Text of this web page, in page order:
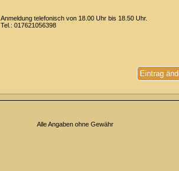
Anmeldung telefonisch von 18.00 Uhr bis 18.50 Uhr.
Tel.: 017621056398
Eintrag
Alle Angaben ohne Gewähr